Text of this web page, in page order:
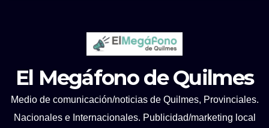
El Megáfono de Quilmes
Medio de comunicación/noticias de Quilmes, Provinciales.
Nacionales e Internacionales. Publicidad/marketing local